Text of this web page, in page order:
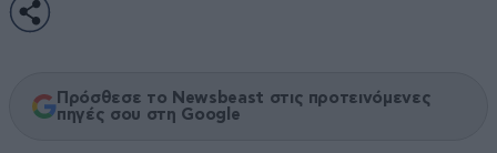
Πρόσθεσε το Newsbeast στις προτεινόμενες
πηγές σου στη Google